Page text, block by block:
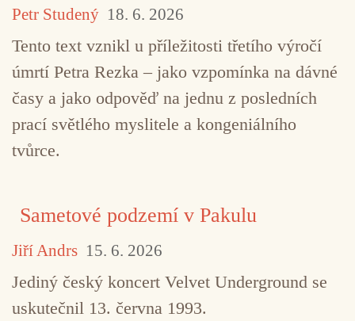
Petr Studený 18. 6. 2026
Tento text vznikl u příležitosti třetího výročí
úmrtí Petra Rezka – jako vzpomínka na dávné
časy a jako odpověď na jednu z posledních
prací světlého myslitele a kongeniálního
tvůrce.
Sametové podzemí v Pakulu
Jiří Andrs 15. 6. 2026
Jediný český koncert Velvet Underground se
uskutečnil 13. června 1993.